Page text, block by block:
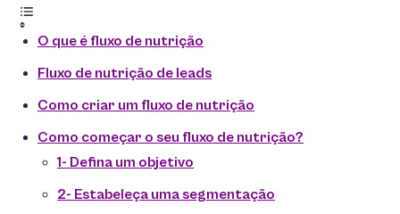
O que é fluxo de nutrição
Fluxo de nutrição de leads
Como criar um fluxo de nutrição
Como começar o seu fluxo de nutrição?
1- Defina um objetivo
2- Estabeleça uma segmentação